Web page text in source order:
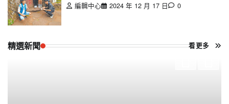
編輯中心
2024 年 12 月 17 日 0
精選新聞 看更多